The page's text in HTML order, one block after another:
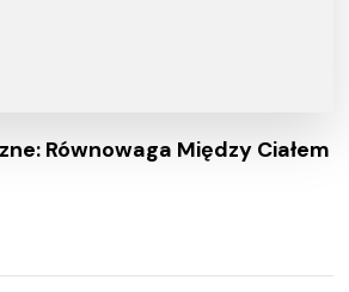
Równowaga Między Ciałem